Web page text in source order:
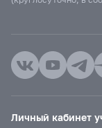
Личный кабинет